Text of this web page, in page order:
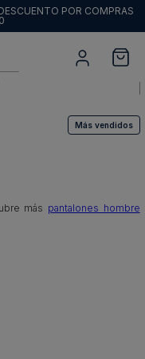
POR COMPRAS
Más vendidos
más pantalones hombre